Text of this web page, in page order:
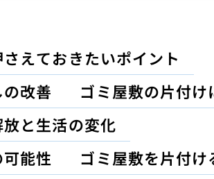
えておきたいポイント
改善
ゴミ屋敷の片付
と生活の変化
能性
ゴミ屋敷を片付